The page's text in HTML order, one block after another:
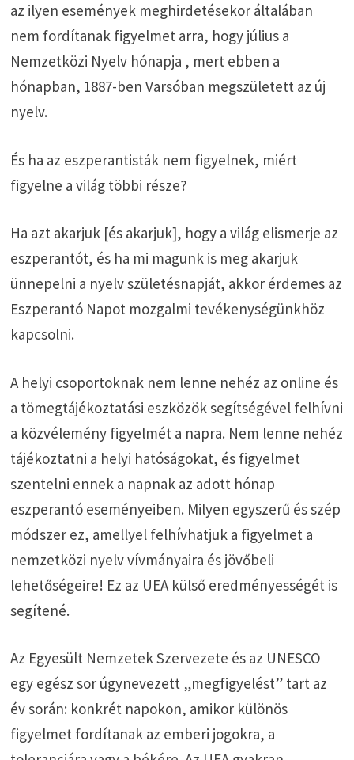
az ilyen események meghirdetésekor általában
nem fordítanak figyelmet arra, hogy július a
Nemzetközi Nyelv hónapja , mert ebben a
hónapban, 1887-ben Varsóban megszületett az új
nyelv.
És ha az eszperantisták nem figyelnek, miért
figyelne a világ többi része?
Ha azt akarjuk [és akarjuk], hogy a világ elismerje az
eszperantót, és ha mi magunk is meg akarjuk
ünnepelni a nyelv születésnapját, akkor érdemes az
Eszperantó Napot mozgalmi tevékenységünkhöz
kapcsolni.
A helyi csoportoknak nem lenne nehéz az online és
a tömegtájékoztatási eszközök segítségével felhívni
a közvélemény figyelmét a napra. Nem lenne nehéz
tájékoztatni a helyi hatóságokat, és figyelmet
szentelni ennek a napnak az adott hónap
eszperantó eseményeiben. Milyen egyszerű és szép
módszer ez, amellyel felhívhatjuk a figyelmet a
nemzetközi nyelv vívmányaira és jövőbeli
lehetőségeire! Ez az UEA külső eredményességét is
segítené.
Az Egyesült Nemzetek Szervezete és az UNESCO
egy egész sor úgynevezett „megfigyelést” tart az
év során: konkrét napokon, amikor különös
figyelmet fordítanak az emberi jogokra, a